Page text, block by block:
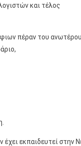
και τέλος
πέραν του
έχει εκπαιδευτεί